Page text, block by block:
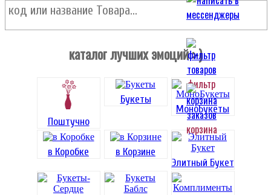
фильтр
корзина
каталог лучших эмоций :-)
Поштучно
Букеты
МоноБукеты
в Коробке
в Корзине
Элитный Букет